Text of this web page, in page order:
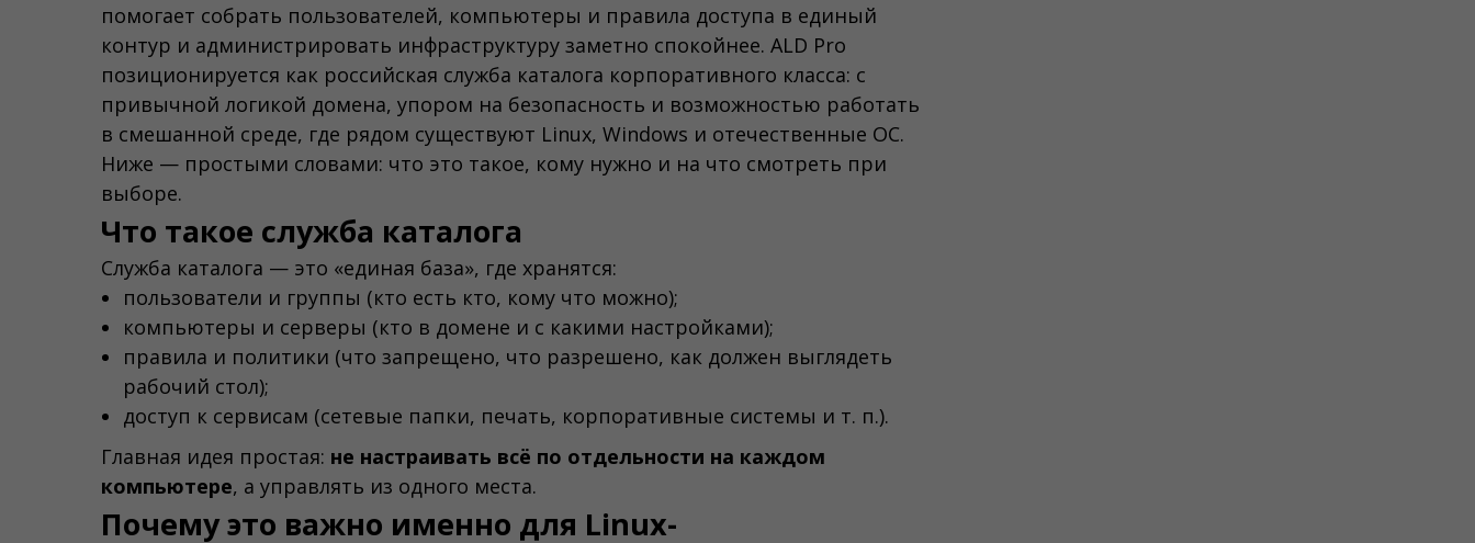
помогает собрать пользователей, компьютеры и правила доступа в единый
контур и администрировать инфраструктуру заметно спокойнее. ALD Pro
позиционируется как российская служба каталога корпоративного класса: с
привычной логикой домена, упором на безопасность и возможностью работать
в смешанной среде, где рядом существуют Linux, Windows и отечественные ОС.
Ниже — простыми словами: что это такое, кому нужно и на что смотреть при
выборе.
Что такое служба каталога
Служба каталога — это «единая база», где хранятся:
пользователи и группы (кто есть кто, кому что можно);
компьютеры и серверы (кто в домене и с какими настройками);
правила и политики (что запрещено, что разрешено, как должен выглядеть
рабочий стол);
доступ к сервисам (сетевые папки, печать, корпоративные системы и т. п.).
Главная идея простая: не настраивать всё по отдельности на каждом
компьютере, а управлять из одного места.
Почему это важно именно для Linux-